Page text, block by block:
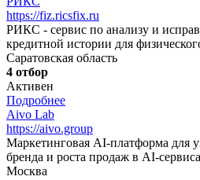
https://fiz.ricsfix.ru
РИКС - сервис по анализу и
кредитной истории для
Саратовская область
4 отбор
Активен
Подробнее
Aivo Lab
https://aivo.group
Маркетинговая AI-платформа для
бренда и роста продаж в AI-
Москва